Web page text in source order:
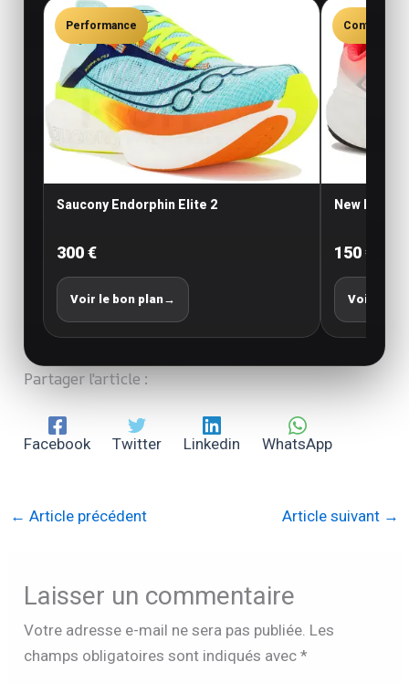
Performance
Saucony Endorphin Elite 2
300 €
Voir le bon plan→
Confort
New
150 €
Voir le
Partager l'article :
Facebook Twitter Linkedin WhatsApp
← Article précédent Article suivant →
Laisser un commentaire
Votre adresse e-mail ne sera pas publiée. Les
champs obligatoires sont indiqués avec*